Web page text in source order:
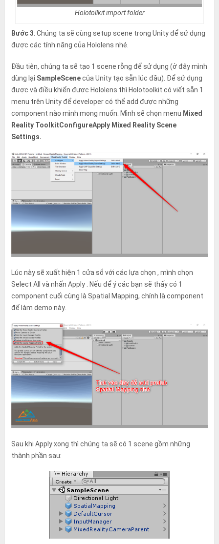
Holotollkit import folder
Bước 3: Chúng ta sẽ cùng setup scene trong Unity để sử dụng
được các tính năng của Hololens nhé.
Đầu tiên, chúng ta sẽ tạo 1 scene rỗng để sử dụng (ở đây mình
dùng lại SampleScenecủa Unity tạo sẵn lúc đầu). Để sử dụng
được và điều khiển được Hololens thì Holotoolkit có viết sẵn 1
menu trên Unity để developer có thể add được những
component nào mình mong muốn. Mình sẽ chọn menu Mixed
Reality ToolkitConfigureApply Mixed Reality Scene
Settings.
Lúc này sẽ xuất hiện 1 cửa sổ với các lựa chọn , mình chọn
Select All và nhấn Apply . Nếu để ý các bạn sẽ thấy có 1
component cuối cùng là Spatial Mapping, chính là component
để làm demo này.
Sau khi Apply xong thì chúng ta sẽ có 1 scene gồm những
thành phần sau: